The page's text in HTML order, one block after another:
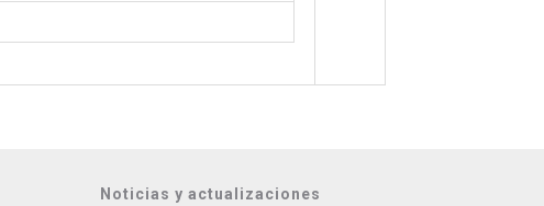
Noticias y actualizaciones